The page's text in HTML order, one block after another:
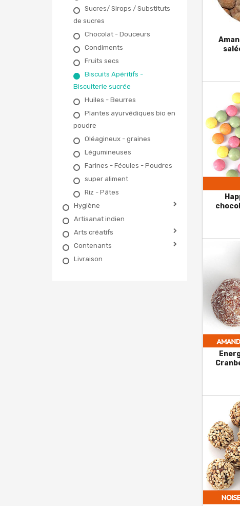
Sucres/ Sirops / Substituts
de sucres
Chocolat - Douceurs
Condiments
Fruits secs
Biscuits Apéritifs -
Biscuiterie sucrée
Huiles - Beurres
Plantes ayurvédiques bio en
poudre
Oléagineux - graines
Légumineuses
Farines - Fécules - Poudres
super aliment
Riz - Pâtes
Hygiène
Artisanat indien
Arts créatifs
Contenants
Livraison
Energy